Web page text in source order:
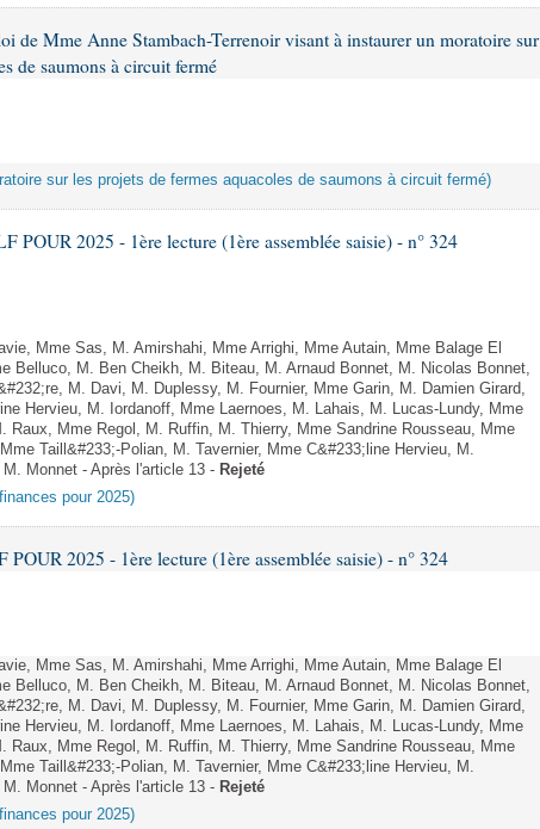
de Mme Anne Stambach-Terrenoir visant à instaurer un moratoire sur
de saumons à circuit fermé
sur les projets de fermes aquacoles de saumons à circuit fermé)
POUR 2025 - 1ère lecture (1ère assemblée saisie) - n° 324
Mme Sas, M. Amirshahi, Mme Arrighi, Mme Autain, Mme Balage El
Belluco, M. Ben Cheikh, M. Biteau, M. Arnaud Bonnet, M. Nicolas Bonnet,
M. Davi, M. Duplessy, M. Fournier, Mme Garin, M. Damien Girard,
Hervieu, M. Iordanoff, Mme Laernoes, M. Lahais, M. Lucas-Lundy, Mme
Raux, Mme Regol, M. Ruffin, M. Thierry, Mme Sandrine Rousseau, Mme
Taill&#233;-Polian, M. Tavernier, Mme C&#233;line Hervieu, M.
Monnet - Après l'article 13 - Rejeté
pour 2025)
POUR 2025 - 1ère lecture (1ère assemblée saisie) - n° 324
Mme Sas, M. Amirshahi, Mme Arrighi, Mme Autain, Mme Balage El
Belluco, M. Ben Cheikh, M. Biteau, M. Arnaud Bonnet, M. Nicolas Bonnet,
M. Davi, M. Duplessy, M. Fournier, Mme Garin, M. Damien Girard,
Hervieu, M. Iordanoff, Mme Laernoes, M. Lahais, M. Lucas-Lundy, Mme
Raux, Mme Regol, M. Ruffin, M. Thierry, Mme Sandrine Rousseau, Mme
Taill&#233;-Polian, M. Tavernier, Mme C&#233;line Hervieu, M.
Monnet - Après l'article 13 - Rejeté
pour 2025)